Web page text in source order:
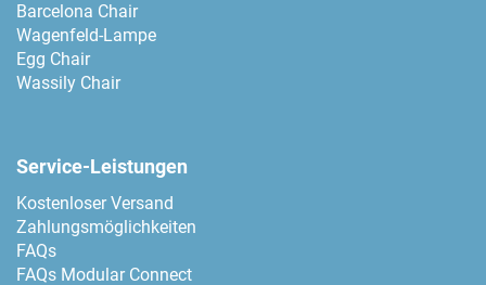
Barcelona Chair
Wagenfeld-Lampe
Egg Chair
Wassily Chair
Service-Leistungen
Kostenloser Versand
Zahlungsmöglichkeiten
FAQs
FAQs Modular Connect